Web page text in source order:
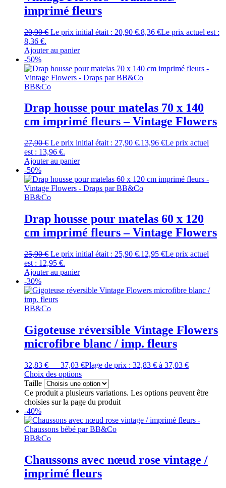
imprimé fleurs
20,90€ Le prix initial était : 20,90 €.8,36 €Le prix actuel est :
8,36 €.
Ajouter au panier
-50%
BB&Co
Drap housse pour matelas 70 x 140
cm imprimé fleurs – Vintage Flowers
27,90€ Le prix initial était : 27,90 €.13,96 €Le prix actuel
est : 13,96 €.
Ajouter au panier
-50%
BB&Co
Drap housse pour matelas 60 x 120
cm imprimé fleurs – Vintage Flowers
25,90€ Le prix initial était : 25,90 €.12,95 €Le prix actuel
est : 12,95 €.
Ajouter au panier
-30%
BB&Co
Gigoteuse réversible Vintage Flowers
microfibre blanc / imp. fleurs
32,83 € – 37,03 €Plage de prix : 32,83 € à 37,03 €
Choix des options
Taille
Ce produit a plusieurs variations. Les options peuvent être
choisies sur la page du produit
-40%
BB&Co
Chaussons avec nœud rose vintage /
imprimé fleurs